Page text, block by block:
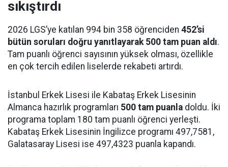
sıkıştırdı
2026 LGS’ye katılan 994 bin 358 öğrenciden 452’si
bütün soruları doğru yanıtlayarak 500 tam puan aldı.
Tam puanlı öğrenci sayısının yüksek olması, özellikle
en çok tercih edilen liselerde rekabeti artırdı.
İstanbul Erkek Lisesi ile Kabataş Erkek Lisesinin
Almanca hazırlık programları 500 tam puanla doldu. İki
programa toplam 180 tam puanlı öğrenci yerleşti.
Kabataş Erkek Lisesinin İngilizce programı 497,7581,
Galatasaray Lisesi ise 497,4323 puanla kapandı.